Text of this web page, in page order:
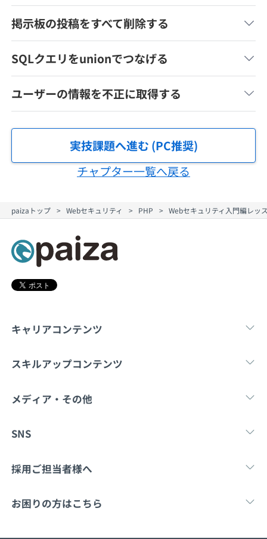
契約内容・クーポン
掲示板の投稿をすべて削除する
SQLクエリをunionでつなげる
ユーザーの情報を不正に取得する
実技課題へ進む (PC推奨)
チャプター一覧へ戻る
paizaトップ Webセキュリティ PHP Webセキュリティ入門編レッ
キャリアコンテンツ
転職・キャリア 新卒就
スキルアップコンテンツ
学習 マンガ・ゲーム
メディア・その他
Tech Team Journal note
SNS
X
採用ご担当者様へ
採用・教育をお考えの企業様へ 中途求人掲載はこ
お困りの方はこちら